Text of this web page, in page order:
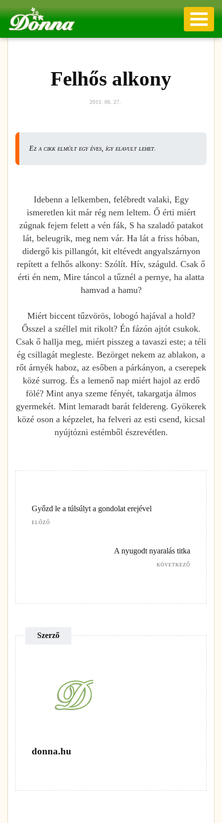
Felhős alkony
2011. 06. 27.
Ez a cikk elmúlt egy éves, így elavult lehet.
Idebenn a lelkemben, felébredt valaki, Egy
ismeretlen kit már rég nem leltem. Ő érti miért
zúgnak fejem felett a vén fák, S ha szaladó patakot
lát, beleugrik, meg nem vár. Ha lát a friss hóban,
didergő kis pillangót, kit eltévedt angyalszárnyon
repített a felhős alkony: Szólít. Hív, száguld. Csak ő
érti én nem, Mire táncol a tűznél a pernye, ha alatta
hamvad a hamu?
Miért biccent tűzvörös, lobogó hajával a hold?
Ősszel a széllel mit rikolt? Én fázón ajtót csukok.
Csak ő hallja meg, miért pisszeg a tavaszi este; a téli
ég csillagát megleste. Bezörget nekem az ablakon, a
rőt árnyék haboz, az esőben a párkányon, a cserepek
közé surrog. És a lemenő nap miért hajol az erdő
fölé? Mint anya szeme fényét, takargatja álmos
gyermekét. Mint lemaradt barát feldereng. Gyökerek
közé oson a képzelet, ha felveri az esti csend, kicsal
nyújtózni estémből észrevétlen.
Győzd le a túlsúlyt a gondolat erejével
ELŐZŐ
A nyugodt nyaralás titka
KÖVETKEZŐ
Szerző
donna.hu